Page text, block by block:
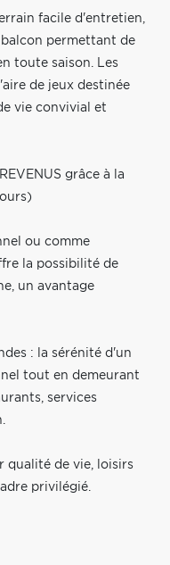
facile d'entretien,
permettant de
toute saison. Les
de jeux destinée
vie convivial et
grâce à la
ou comme
la possibilité de
un avantage
: la sérénité d'un
tout en demeurant
services
qualité de vie, loisirs
privilégié.